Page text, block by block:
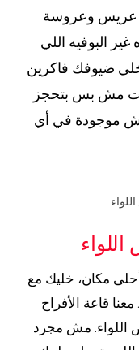
عريس وعروسة
البوفيه اللي
ضيوفك فاكرين
أنت مش بس بتحجز
موجودة في أي
مكان، خليك مع
. معنا قاعة الأفراح
اللواء. مش مجرد